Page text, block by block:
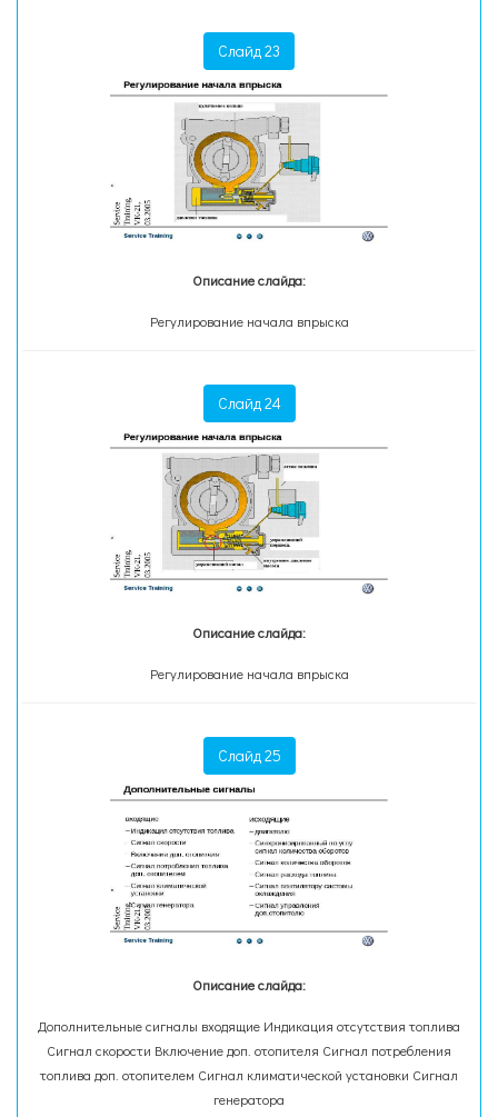
Слайд 23
Описание слайда:
Регулирование начала впрыска
Слайд 24
Описание слайда:
Регулирование начала впрыска
Слайд 25
Описание слайда:
Дополнительные сигналы входящие Индикация отсутствия топлива
Сигнал скорости Включение доп. отопителя Сигнал потребления
топлива доп. отопителем Сигнал климатической установки Сигнал
генератора